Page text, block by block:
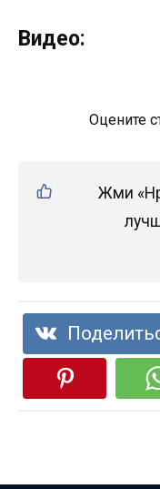
Видео:
Оцените
Жми